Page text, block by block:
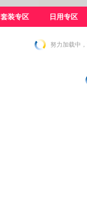
套装专区 日用专区
努力加载中